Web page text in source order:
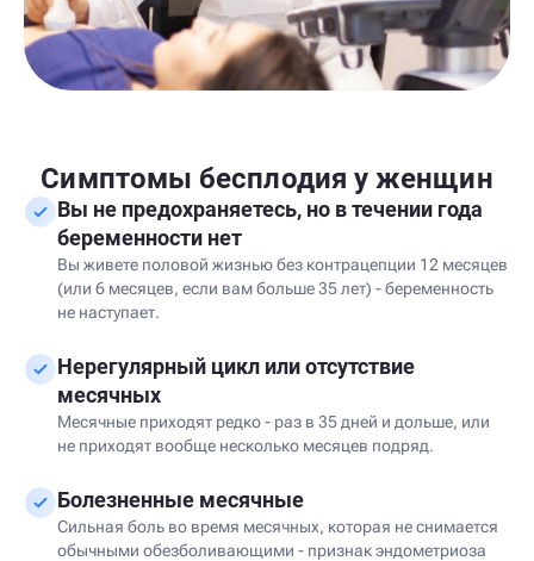
Симптомы бесплодия у женщин
Вы не предохраняетесь, но в течении года
беременности нет
Вы живете половой жизнью без контрацепции 12 месяцев
(или 6 месяцев, если вам больше 35 лет) - беременность
не наступает.
Нерегулярный цикл или отсутствие
месячных
Месячные приходят редко - раз в 35 дней и дольше, или
не приходят вообще несколько месяцев подряд.
Болезненные месячные
Сильная боль во время месячных, которая не снимается
обычными обезболивающими - признак эндометриоза